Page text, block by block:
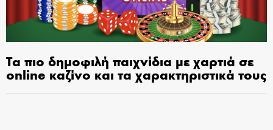
Τα πιο δημοφιλή παιχνίδια με χαρτιά σε
online καζίνο και τα χαρακτηριστικά τους